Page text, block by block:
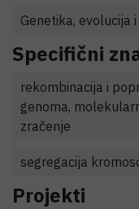
Genetika, evolucija
Specifični
rekombinacija i
genoma,
zračenje
segregacija
Projekti